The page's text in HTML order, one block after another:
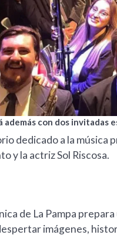
además con dos invitadas
dedicado a la música
y la actriz Sol Riscosa.
de La Pampa
imágenes,